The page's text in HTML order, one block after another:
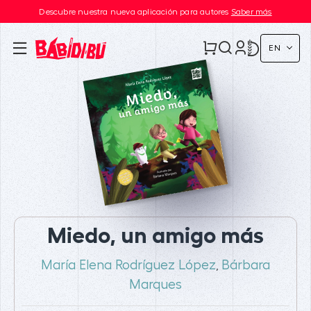
Descubre nuestra nueva aplicación para autores Saber más
EN
Miedo, un amigo más
María Elena Rodríguez López Bárbara
Marques